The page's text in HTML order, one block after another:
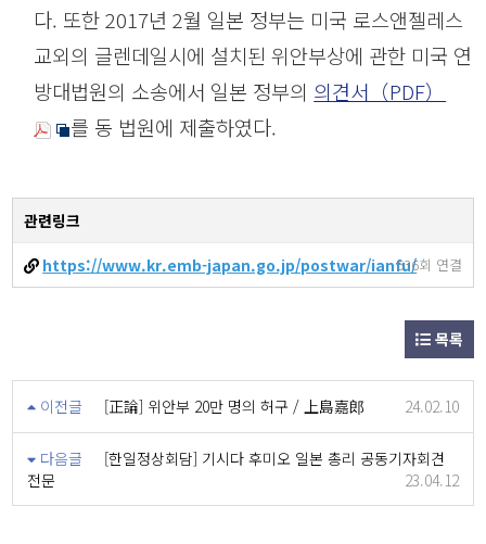
다. 또한 2017년 2월 일본 정부는 미국 로스앤젤레스
교외의 글렌데일시에 설치된 위안부상에 관한 미국 연
방대법원의 소송에서 일본 정부의 의견서（PDF）
를 동 법원에 제출하였다.
관련링크
https://www.kr.emb-japan.go.jp/postwar/ianfu/636회 연결
목록
이전글 [正論] 위안부 20만 명의 허구 / 上島嘉郎 24.02.10
다음글
[한일정상회담] 기시다 후미오 일본 총리 공동기자회견
전문
23.04.12